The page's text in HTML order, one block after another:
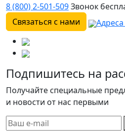
8 (800) 2-501-509Звонок
Связаться с нами
Подпишитесь на
Получайте специальные
и новости от нас первыми